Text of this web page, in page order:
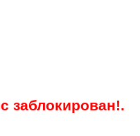
заблокирован!.